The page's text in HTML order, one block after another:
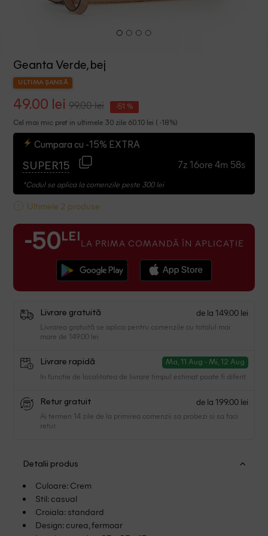
Geanta Verde, bej
ULTIMA ȘANSĂ
49.00 lei 99.00 lei -51 %
Cel mai mic pret in ultimele 30 zile 60.10 lei ( -18%)
Cumpara cu -15% EXTRA
SUPER15 7z 16ore 4m 57s
*Codul se aplica la comenzile peste 300 lei
Ultimele 2 produse
-50 LEI LA PRIMA COMANDĂ ÎN APLICAȚIE
Livrare gratuită de la 149.00 lei
Livrarea gratuită se aplica pentru comenzile cu totalul mai
mare de 149.00 lei
Livrare rapidă Ma, 11 Aug - Mi, 12 Aug
In functie de localitatea de livrare timpul estimat poate fi diferit.
Retur gratuit de la 199.00 lei
Ai termen 14 zile de la primirea comenzii sa probezi si sa faci
retur.
Detalii produs
Culoare: Crem
Stil: casual
Croiala: standard
Design: curea, fermoar